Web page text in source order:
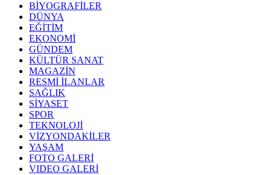
BİYOGRAFİLER
DÜNYA
EĞİTİM
EKONOMİ
GÜNDEM
KÜLTÜR SANAT
MAGAZİN
RESMİ İLANLAR
SAĞLIK
SİYASET
SPOR
TEKNOLOJİ
VİZYONDAKİLER
YAŞAM
FOTO GALERİ
VIDEO GALERİ